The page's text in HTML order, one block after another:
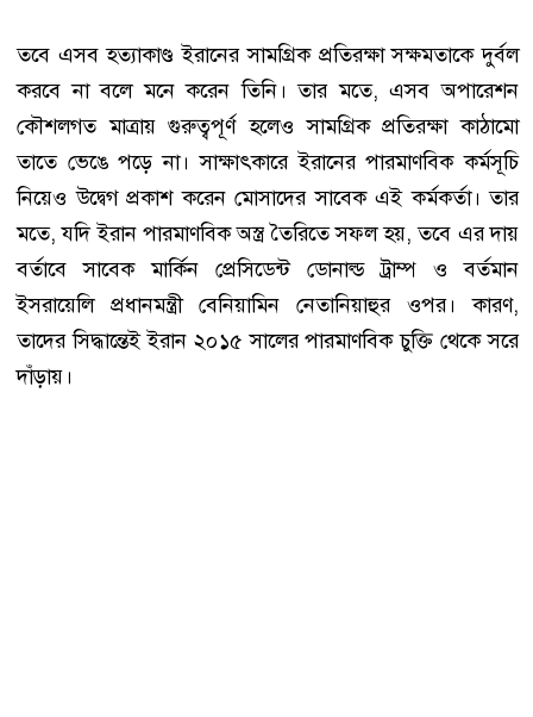
তবে এসব হত্যাকাণ্ড ইরানের সামগ্রিক প্রতিরক্ষা সক্ষমতাকে দুর্বল
করবে না বলে মনে করেন তিনি। তার মতে, এসব অপারেশন
কৌশলগত মাত্রায় গুরুত্বপূর্ণ হলেও সামগ্রিক প্রতিরক্ষা কাঠামো
তাতে ভেঙে পড়ে না। সাক্ষাৎকারে ইরানের পারমাণবিক কর্মসূচি
নিয়েও উদ্বেগ প্রকাশ করেন মোসাদের সাবেক এই কর্মকর্তা। তার
মতে, যদি ইরান পারমাণবিক অস্ত্র তৈরিতে সফল হয়, তবে এর দায়
বর্তাবে সাবেক মার্কিন প্রেসিডেন্ট ডোনাল্ড ট্রাম্প ও বর্তমান
ইসরায়েলি প্রধানমন্ত্রী বেনিয়ামিন নেতানিয়াহুর ওপর। কারণ,
তাদের সিদ্ধান্তেই ইরান ২০১৫ সালের পারমাণবিক চুক্তি থেকে সরে
দাঁড়ায়।